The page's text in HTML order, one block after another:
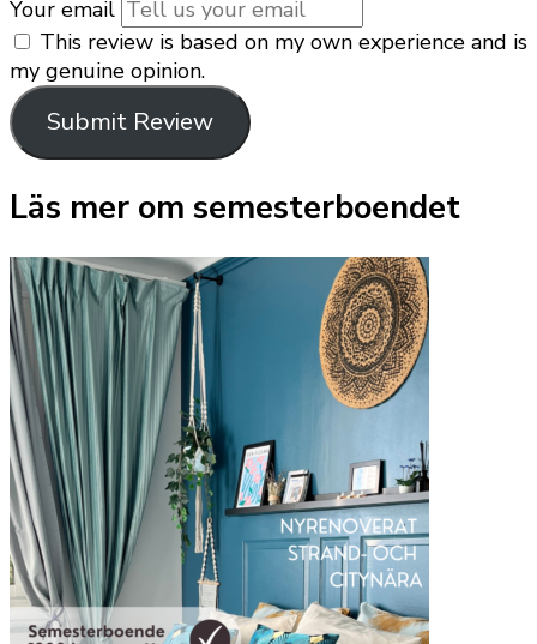
Your email
This review is based on my own experience and is
my genuine opinion.
Submit Review
Läs mer om semesterboendet